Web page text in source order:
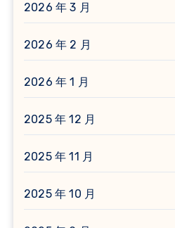
2026 年 3 月
2026 年 2 月
2026 年 1 月
2025 年 12 月
2025 年 11 月
2025 年 10 月